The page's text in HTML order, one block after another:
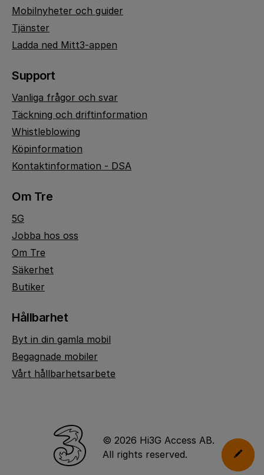
Mobilnyheter och guider
Tjänster
Ladda ned Mitt3-appen
Support
Vanliga frågor och svar
Täckning och driftinformation
Whistleblowing
Köpinformation
Kontaktinformation - DSA
Om Tre
5G
Jobba hos oss
Om Tre
Säkerhet
Butiker
Hållbarhet
Byt in din gamla mobil
Begagnade mobiler
Vårt hållbarhetsarbete
© 2026 Hi3G Access AB.
All rights reserved.